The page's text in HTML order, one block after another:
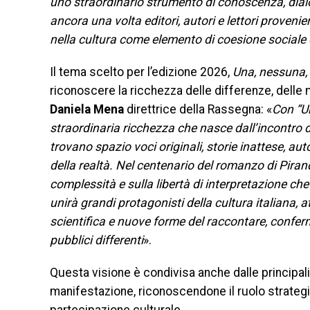
ancora una volta editori, autori e lettori
nella cultura come elemento di coesione sociale
Il tema scelto per l’edizione 2026, Una,
riconoscere la ricchezza delle differenze,
Daniela Mena direttrice della Rassegna: «Con
straordinaria ricchezza che nasce
trovano spazio voci originali, storie inattese,
della realtà. Nel centenario del romanzo di
complessità e sulla libertà di interpretazione
unirà grandi protagonisti della cultura italiana,
scientifica e nuove forme del raccontare,
pubblici differenti».
Questa visione è condivisa anche dalle
manifestazione, riconoscendone il ruolo